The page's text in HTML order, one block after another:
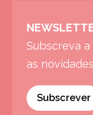
Subscreva
as
Subscrever